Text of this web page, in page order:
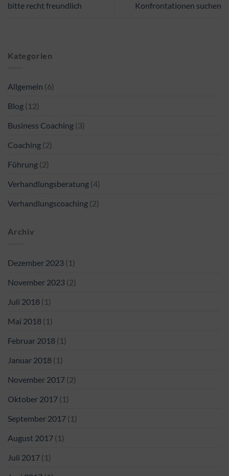
bitte recht freundlich
Konfrontationen suchen
Kategorien
Allgemein (6)
Blog (12)
Business Coaching (3)
Coaching (2)
Führung (2)
Verhandlungsberatung (4)
Verhandlungscoaching (2)
Archiv
Dezember 2023 (1)
November 2023 (2)
Juli 2018 (1)
Mai 2018 (1)
Februar 2018 (1)
Januar 2018 (1)
November 2017 (2)
Oktober 2017 (1)
September 2017 (1)
August 2017 (1)
Juli 2017 (1)